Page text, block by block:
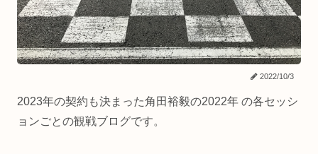
2022/10/3
2023年の契約も決まった角田裕毅の2022年 の各セッシ
ョンごとの観戦ブログです。